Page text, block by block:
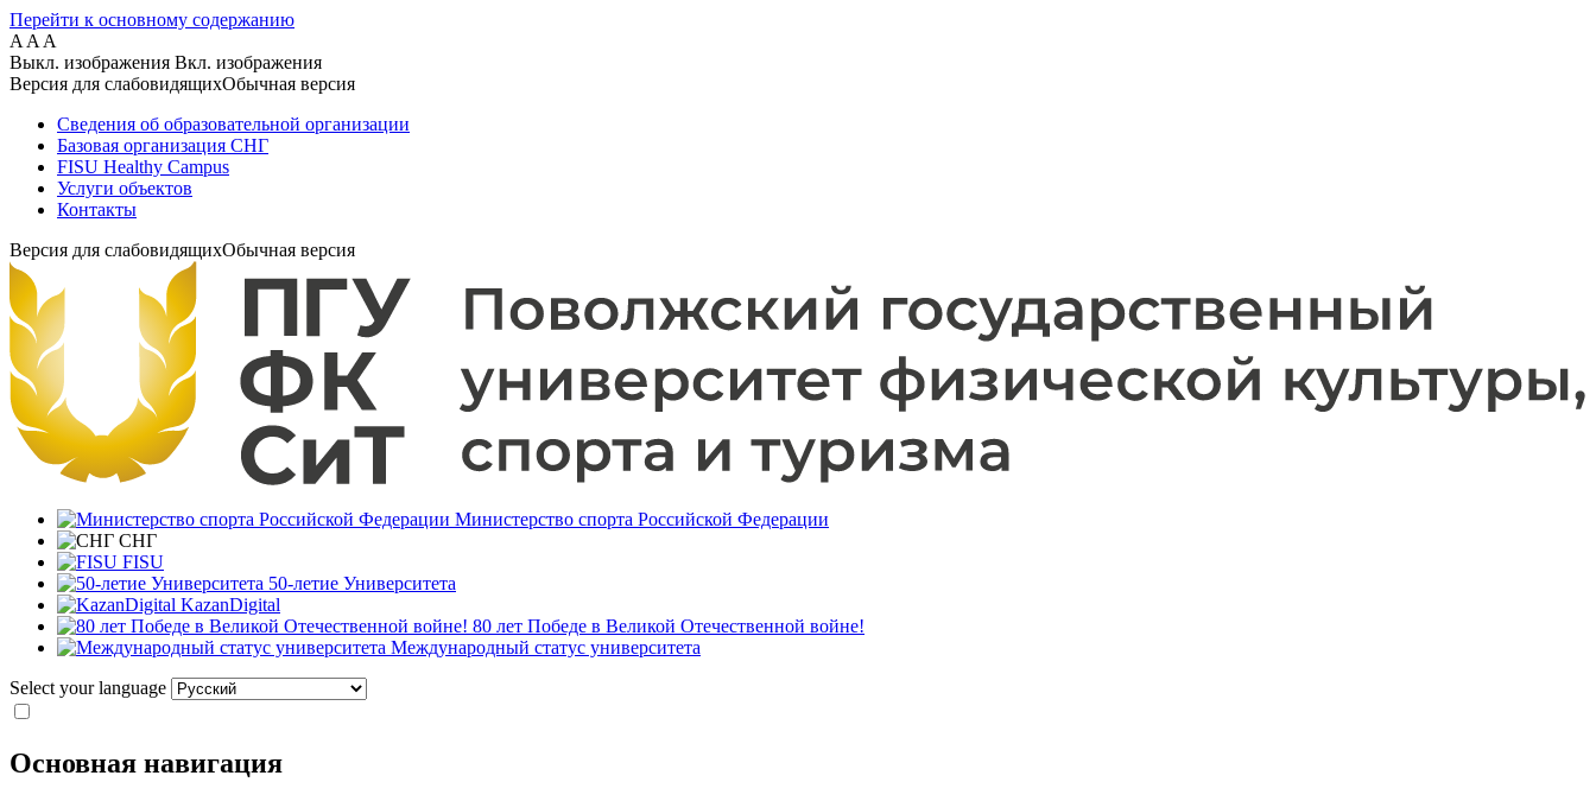
Перейти к основному содержанию
A A A
Выкл. изображения Вкл. изображения
Версия для слабовидящихОбычная версия
Сведения об образовательной организации
Базовая организация СНГ
FISU Healthy Campus
Услуги объектов
Контакты
Версия для слабовидящихОбычная версия
Министерство спорта Российской Федерации
СНГ
FISU
50-летие Университета
KazanDigital
80 лет Победе в Великой Отечественной войне!
Международный статус университета
Select your language
Основная навигация